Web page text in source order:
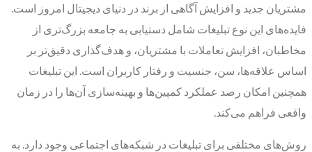
مشتریان جدید و افزایش آگاهی از برند در دنیای دیجیتال امروز است.
فایده‌های این نوع تبلیغات شامل دستیابی به جامعه بزرگ‌تری از
مخاطبان، افزایش تعاملات با مشتریان، و هدف‌گذاری دقیق‌تر بر
اساس علاقه‌ها، سن، جنسیت و رفتار کاربران است. این تبلیغات
همچنین امکان رصد عملکرد کمپین‌ها و بهینه‌سازی آن‌ها را در زمان
واقعی فراهم می‌کند.
روش‌های مختلفی برای تبلیغات در شبکه‌های اجتماعی وجود دارد. به